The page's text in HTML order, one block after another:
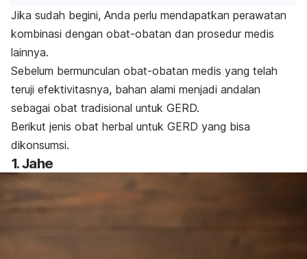
Jika sudah begini, Anda perlu mendapatkan perawatan
kombinasi dengan obat-obatan dan prosedur medis
lainnya.
Sebelum bermunculan obat-obatan medis yang telah
teruji efektivitasnya, bahan alami menjadi andalan
sebagai obat tradisional untuk GERD.
Berikut jenis obat herbal untuk GERD yang bisa
dikonsumsi.
1. Jahe